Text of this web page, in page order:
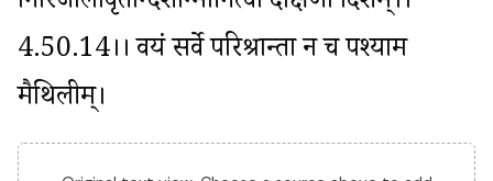
4.50.14।। वयं सर्वे परिश्रान्ता न च पश्याम
मैथिलीम्।